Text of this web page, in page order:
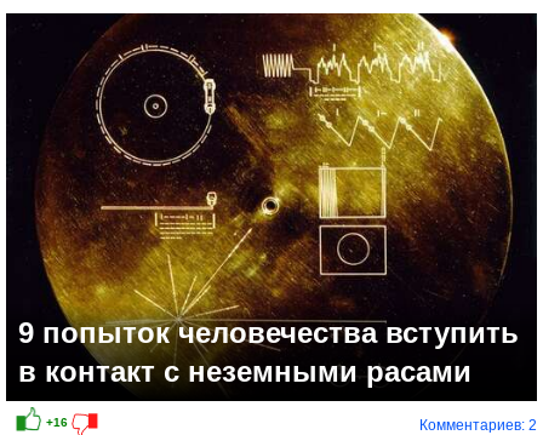
+6
9 попыток человечества вступить
в контакт с неземными расами
Комментариев: 2